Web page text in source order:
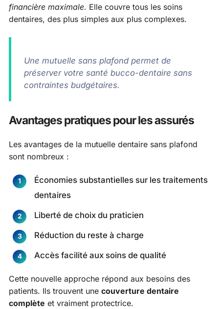
financière maximale. Elle couvre tous les soins
dentaires, des plus simples aux plus complexes.
Une mutuelle sans plafond permet de
préserver votre santé bucco-dentaire sans
contraintes budgétaires.
Avantages pratiques pour les assurés
Les avantages de la mutuelle dentaire sans plafond
sont nombreux :
Économies substantielles sur les traitements
dentaires
Liberté de choix du praticien
Réduction du reste à charge
Accès facilité aux soins de qualité
Cette nouvelle approche répond aux besoins des
patients. Ils trouvent une couverture dentaire
complète et vraiment protectrice.